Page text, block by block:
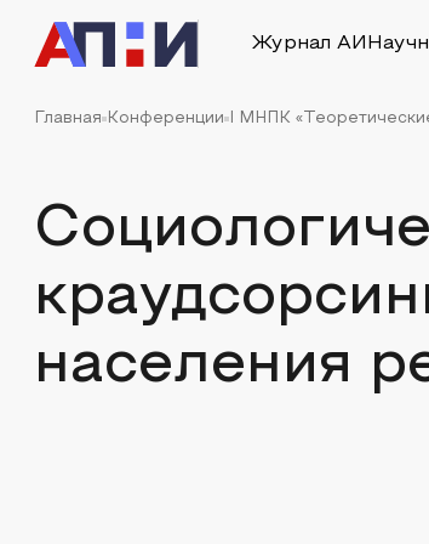
Журнал АИ
Главная Конференции I МНПК
населения